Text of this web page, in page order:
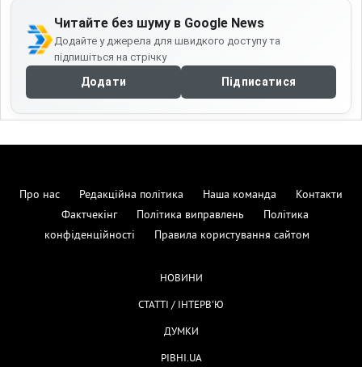
Читайте без шуму в Google News
Додайте у джерела для швидкого доступу та
підпишіться на стрічку
Додати Підписатися
Про нас Редакційна політика Наша команда
Контакти
Фактчекінг
Політика виправлень
Політика
конфіденційності
Правила користування сайтом
НОВИНИ
СТАТТІ / ІНТЕРВ'Ю
ДУМКИ
РІВНІ.UA